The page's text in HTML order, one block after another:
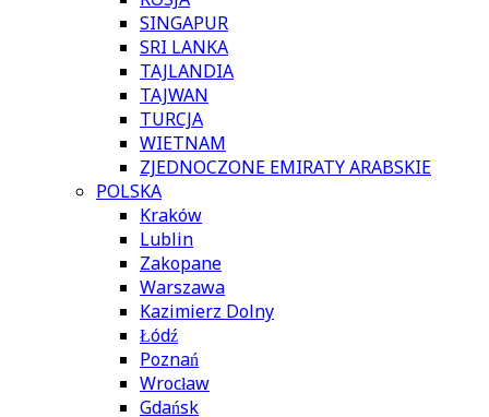
SINGAPUR
SRI LANKA
TAJLANDIA
TAJWAN
TURCJA
WIETNAM
ZJEDNOCZONE EMIRATY ARABSKIE
POLSKA
Kraków
Lublin
Zakopane
Warszawa
Kazimierz Dolny
Łódź
Poznań
Wrocław
Gdańsk